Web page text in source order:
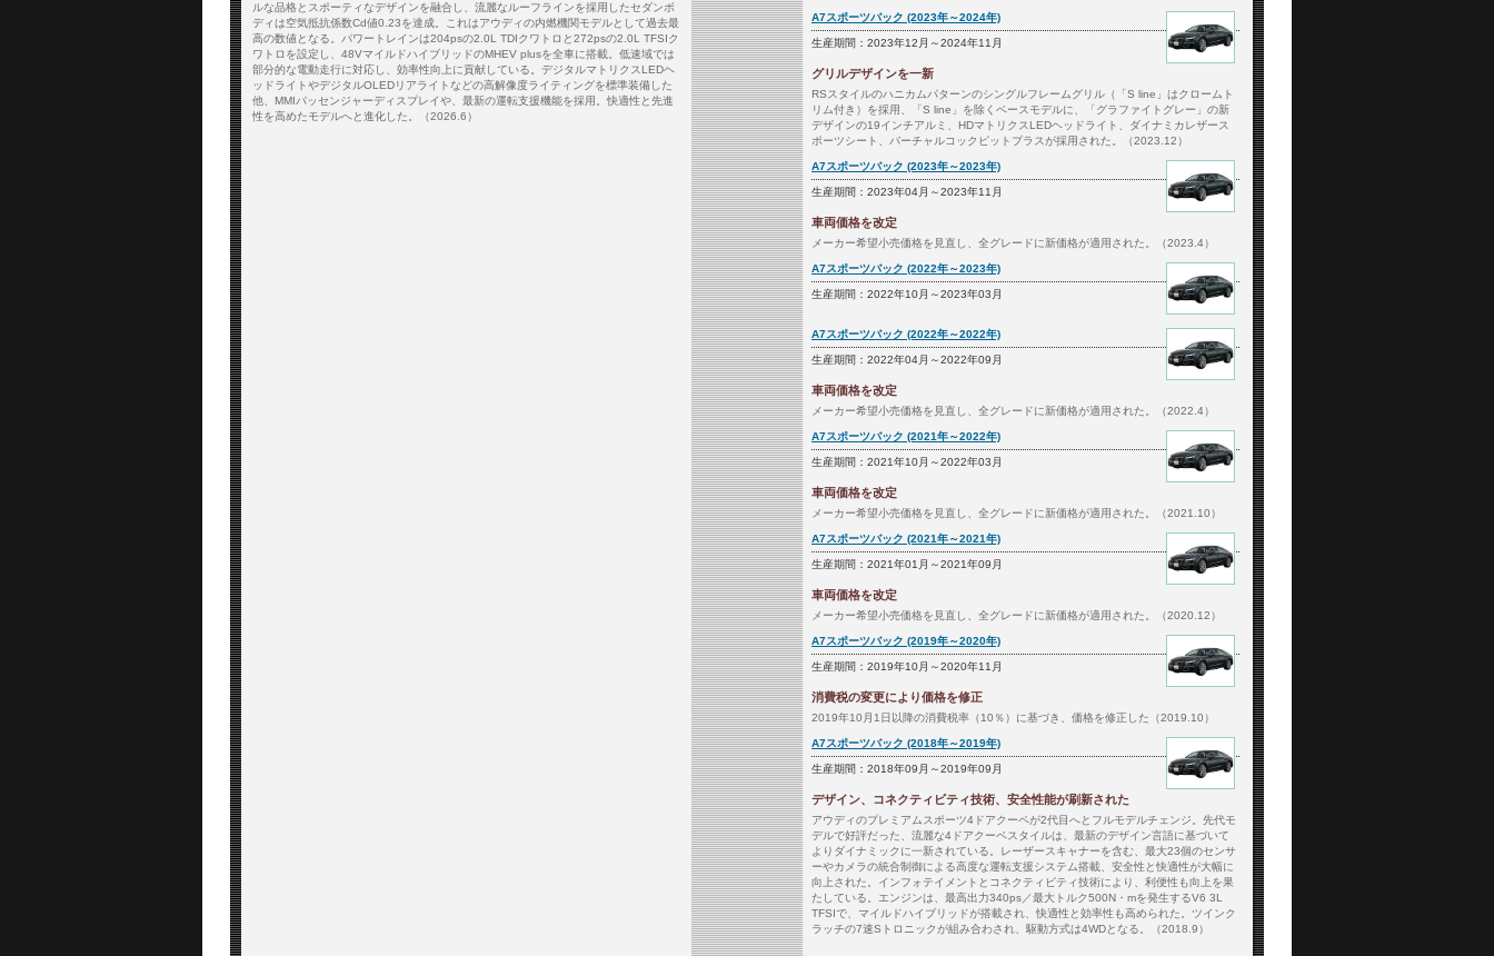
ルな品格とスポーティなデザインを融合し、流麗なルーフラインを採用したセダンボ
ディは空気抵抗係数Cd値0.23を達成。これはアウディの内燃機関モデルとして過去最
高の数値となる。パワートレインは204psの2.0L TDIクワトロと272psの2.0L TFSIク
ワトロを設定し、48VマイルドハイブリッドのMHEV plusを全車に搭載。低速域では
部分的な電動走行に対応し、効率性向上に貢献している。デジタルマトリクスLEDヘ
ッドライトやデジタルOLEDリアライトなどの高解像度ライティングを標準装備した
他、MMIパッセンジャーディスプレイや、最新の運転支援機能を採用。快適性と先進
性を高めたモデルへと進化した。（2026.6）
A7スポーツバック (2023年～2024年)
生産期間：2023年12月～2024年11月
グリルデザインを一新
RSスタイルのハニカムパターンのシングルフレームグリル（「S line」はクロームト
リム付き）を採用、「S line」を除くベースモデルに、「グラファイトグレー」の新
デザインの19インチアルミ、HDマトリクスLEDヘッドライト、ダイナミカレザース
ポーツシート、バーチャルコックピットプラスが採用された。（2023.12）
A7スポーツバック (2023年～2023年)
生産期間：2023年04月～2023年11月
車両価格を改定
メーカー希望小売価格を見直し、全グレードに新価格が適用された。（2023.4）
A7スポーツバック (2022年～2023年)
生産期間：2022年10月～2023年03月
A7スポーツバック (2022年～2022年)
生産期間：2022年04月～2022年09月
車両価格を改定
メーカー希望小売価格を見直し、全グレードに新価格が適用された。（2022.4）
A7スポーツバック (2021年～2022年)
生産期間：2021年10月～2022年03月
車両価格を改定
メーカー希望小売価格を見直し、全グレードに新価格が適用された。（2021.10）
A7スポーツバック (2021年～2021年)
生産期間：2021年01月～2021年09月
車両価格を改定
メーカー希望小売価格を見直し、全グレードに新価格が適用された。（2020.12）
A7スポーツバック (2019年～2020年)
生産期間：2019年10月～2020年11月
消費税の変更により価格を修正
2019年10月1日以降の消費税率（10％）に基づき、価格を修正した（2019.10）
A7スポーツバック (2018年～2019年)
生産期間：2018年09月～2019年09月
デザイン、コネクティビティ技術、安全性能が刷新された
アウディのプレミアムスポーツ4ドアクーペが2代目へとフルモデルチェンジ。先代モ
デルで好評だった、流麗な4ドアクーペスタイルは、最新のデザイン言語に基づいて
よりダイナミックに一新されている。レーザースキャナーを含む、最大23個のセンサ
ーやカメラの統合制御による高度な運転支援システム搭載、安全性と快適性が大幅に
向上された。インフォテイメントとコネクティビティ技術により、利便性も向上を果
たしている。エンジンは、最高出力340ps／最大トルク500N・mを発生するV6 3L
TFSIで、マイルドハイブリッドが搭載され、快適性と効率性も高められた。ツインク
ラッチの7速Sトロニックが組み合わされ、駆動方式は4WDとなる。（2018.9）